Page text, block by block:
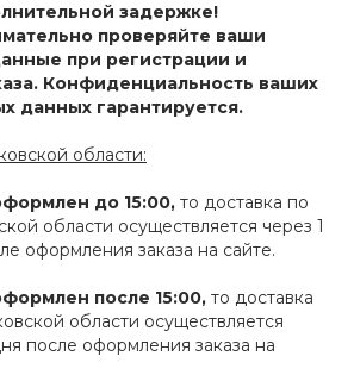
задержке!
проверяйте ваши
при регистрации и
Конфиденциальность ваших
данных гарантируется.
области:
до 15:00, то доставка по
области осуществляется через 1
оформления заказа на сайте.
после 15:00, то доставка
области осуществляется
после оформления заказа на